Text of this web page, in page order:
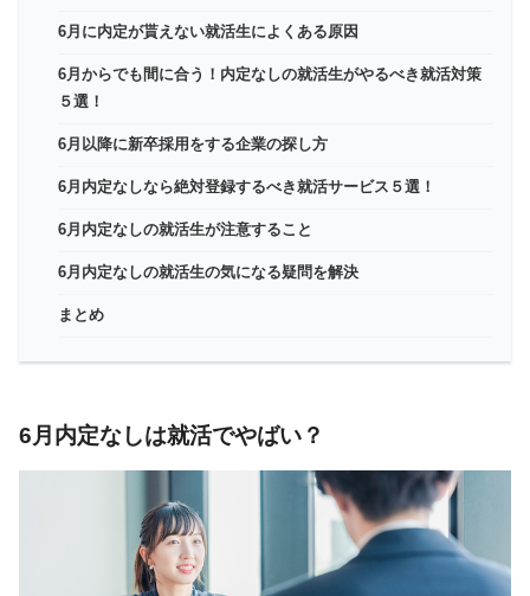
6月に内定が貰えない就活生によくある原因
6月からでも間に合う！内定なしの就活生がやるべき就活対策
５選！
6月以降に新卒採用をする企業の探し方
6月内定なしなら絶対登録するべき就活サービス５選！
6月内定なしの就活生が注意すること
6月内定なしの就活生の気になる疑問を解決
まとめ
6月内定なしは就活でやばい？